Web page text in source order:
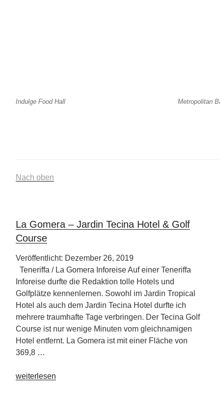
Indulge Food Hall Metropolitan
Nach oben
La Gomera – Jardin Tecina Hotel & Golf
Course
Veröffentlicht: Dezember 26, 2019
Teneriffa / La Gomera Inforeise Auf einer Teneriffa
Inforeise durfte die Redaktion tolle Hotels und
Golfplätze kennenlernen. Sowohl im Jardin Tropical
Hotel als auch dem Jardin Tecina Hotel durfte ich
mehrere traumhafte Tage verbringen. Der Tecina Golf
Course ist nur wenige Minuten vom gleichnamigen
Hotel entfernt. La Gomera ist mit einer Fläche von
369,8 …
„La
weiterlesen